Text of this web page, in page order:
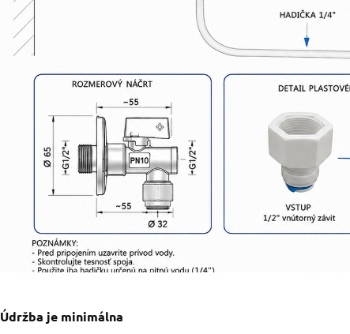
Údržba je minimálna